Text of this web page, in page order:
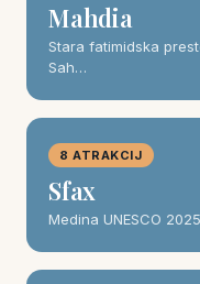
Mahdia
Stara fatimidska
Sah…
8 ATRAKCIJ
Sfax
Medina UNESCO